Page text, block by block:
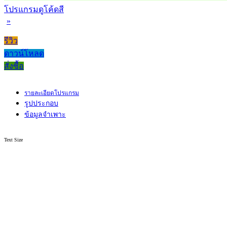
โปรแกรมดูโค้ดสี
»
รีวิว
ดาวน์โหลด
สั่งซื้อ
รายละเอียดโปรแกรม
รูปประกอบ
ข้อมูลจำเพาะ
Text Size